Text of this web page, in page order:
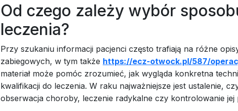
Od czego zależy wybór
leczenia?
Przy szukaniu informacji pacjenci często trafiają na różne
zabiegowych, w tym także https://ecz-otwock.pl/587/
materiał może pomóc zrozumieć, jak wygląda konkretna
kwalifikacji do leczenia. W raku najważniejsze jest ustalenie,
obserwacja choroby, leczenie radykalne czy kontrolowanie jej